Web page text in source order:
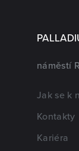
náměstí
Jak se k
Kontakty
Kariéra